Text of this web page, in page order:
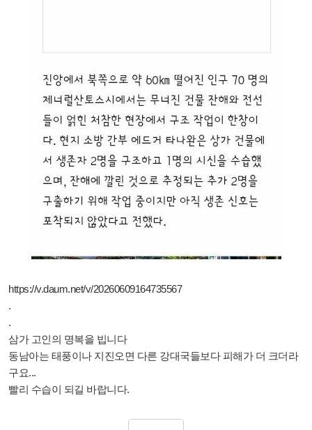
https://v.daum.net/v/20260609164735567
.
.
삼가 고인의 명복을 빕니다
동남아는 태풍이나 지진오면 다른 강대국들보다 피해가 더 크더라
구요...
빨리 수습이 되길 바랍니다.